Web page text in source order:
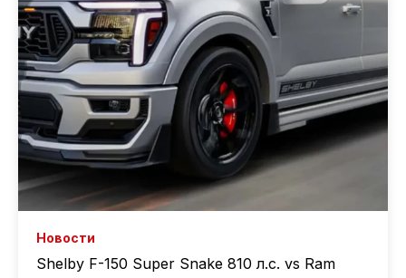
Новости
Shelby F-150 Super Snake 810 л.с. vs Ram